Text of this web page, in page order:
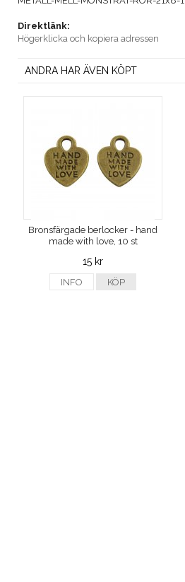
Direktlänk:
Högerklicka och kopiera adressen
ANDRA HAR ÄVEN KÖPT
Bronsfärgade berlocker - hand
made with love, 10 st
15 kr
INFO KÖP